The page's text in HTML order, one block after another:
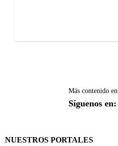
Más contenido en
Síguenos en:
NUESTROS PORTALES